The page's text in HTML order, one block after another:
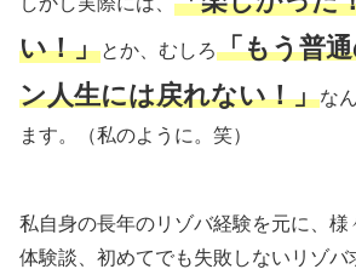
い！」とか、むしろ「もう普
ン人生には戻れない！」な
ます。（私のように。笑）
私自身の長年のリゾバ経験を元に、様
体験談、初めてでも失敗しないリゾバ